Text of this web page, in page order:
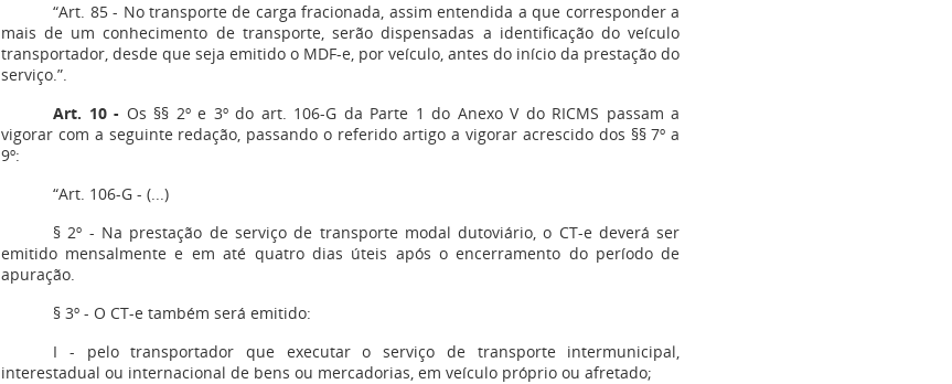
“Art. 85 - No transporte de carga fracionada, assim entendida a que corresponder a
mais de um conhecimento de transporte, serão dispensadas a identificação do veículo
transportador, desde que seja emitido o MDF-e, por veículo, antes do início da prestação do
serviço.”.
Art. 10 - Os §§ 2º e 3º do art. 106-G da Parte 1 do Anexo V do RICMS passam a
vigorar com a seguinte redação, passando o referido artigo a vigorar acrescido dos §§ 7º a
9º:
“Art. 106-G - (...)
§ 2º - Na prestação de serviço de transporte modal dutoviário, o CT-e deverá ser
emitido mensalmente e em até quatro dias úteis após o encerramento do período de
apuração.
§ 3º - O CT-e também será emitido:
I - pelo transportador que executar o serviço de transporte intermunicipal,
interestadual ou internacional de bens ou mercadorias, em veículo próprio ou afretado;